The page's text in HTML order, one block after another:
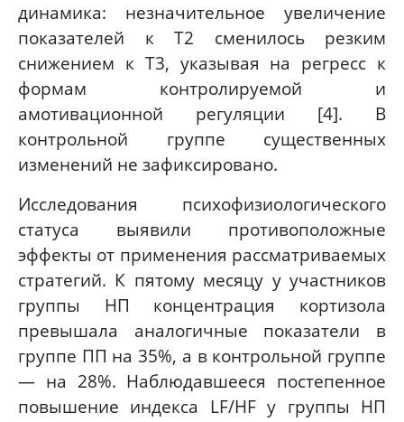
динамика: незначительное увеличение
показателей к Т2 сменилось резким
снижением к Т3, указывая на регресс к
формам контролируемой и
амотивационной регуляции [4]. В
контрольной группе существенных
изменений не зафиксировано.
Исследования психофизиологического
статуса выявили противоположные
эффекты от применения рассматриваемых
стратегий. К пятому месяцу у участников
группы НП концентрация кортизола
превышала аналогичные показатели в
группе ПП на 35%, а в контрольной группе
— на 28%. Наблюдавшееся постепенное
повышение индекса LF/HF у группы НП